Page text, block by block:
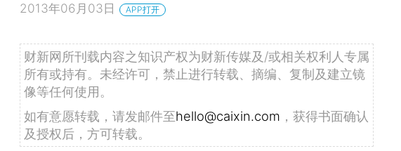
2013年06月03日 APP打开
财新网所刊载内容之知识产权为财新传媒及/或相关权利人专属
所有或持有。未经许可，禁止进行转载、摘编、复制及建立镜
像等任何使用。
如有意愿转载，请发邮件至hello@caixin.com ，获得书面确认
及授权后，方可转载。